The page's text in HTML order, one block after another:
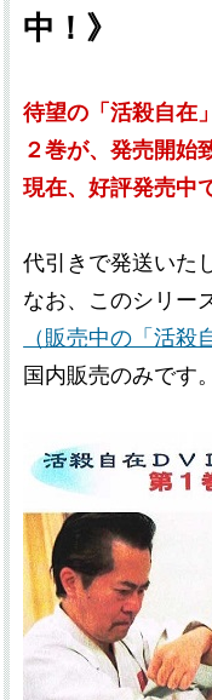
中！》
待望の「活殺自在
２巻が、発売開始
現在、好評発売中
代引きで発送いた
なお、このシリー
（販売中の「活
国内販売のみです